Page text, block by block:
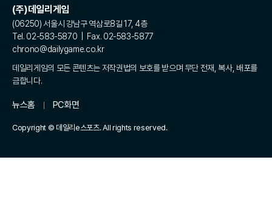
(주)데일리게임
(06250) 서울시 강남구 역삼로8길 17, 4층
Tel. 02-583-5870 | Fax. 02-583-5877
chrono@dailygame.co.kr
데일리게임의 모든 콘텐츠는 저작권법의 보호를 받으며 무단 전재, 복사, 배포를
금합니다.
뉴스홈 PC화면
Copyright © 데일리e스포츠. All rights reserved.